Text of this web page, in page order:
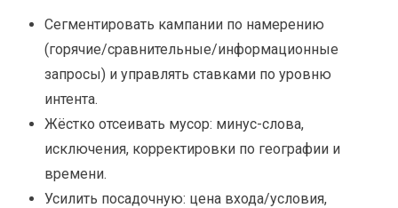
Сегментировать кампании по намерению
(горячие/сравнительные/информационные
запросы) и управлять ставками по уровню
интента.
Жёстко отсеивать мусор: минус-слова,
исключения, корректировки по географии и
времени.
Усилить посадочную: цена входа/условия,